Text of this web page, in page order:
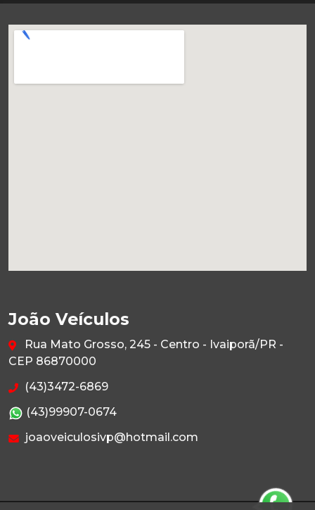
João Veículos
Rua Mato Grosso, 245 - Centro - Ivaiporã/PR -
CEP 86870000
(43)3472-6869
(43)99907-0674
joaoveiculosivp@hotmail.com